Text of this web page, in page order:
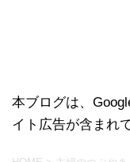
本ブログは、
イト広告が含まれ